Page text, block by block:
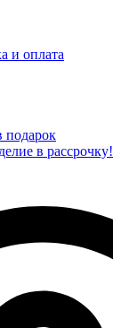
и оплата
подарок
в рассрочку!